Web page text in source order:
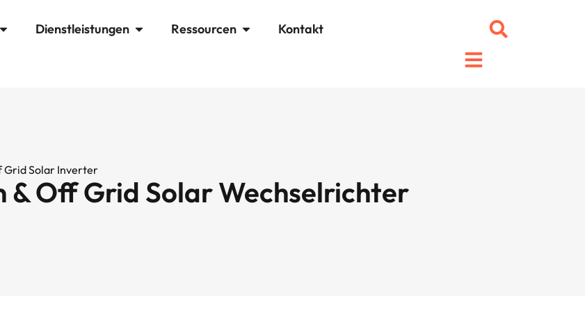
Dienstleistungen Ressourcen
Kontakt
Grid Solar Inverter
& Off Grid Solar Wechselrichter